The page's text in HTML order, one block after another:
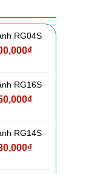
RG04S
₫Giá
là:
1,500,000₫.
RG16S
₫Giá
là:
1,550,000₫.
RG14S
₫Giá